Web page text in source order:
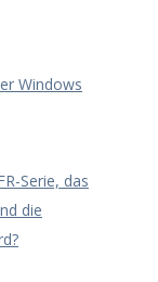
Windows
Serie, das
die